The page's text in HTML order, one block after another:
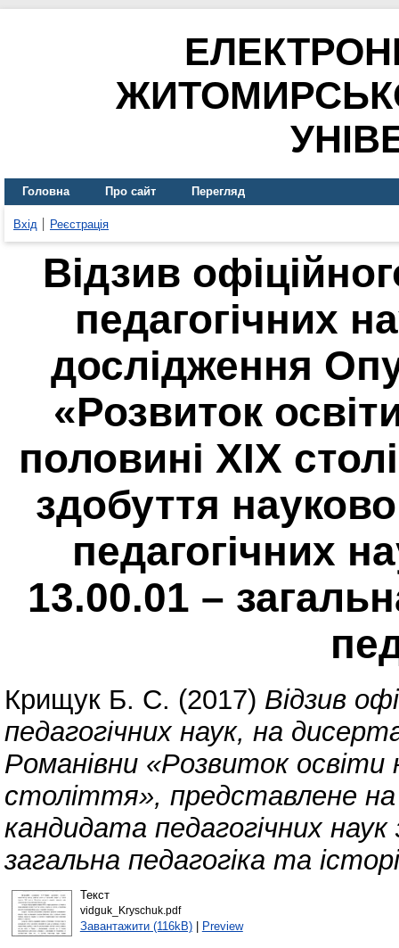
Головна Про сайт Перегляд
Вхід Реєстрація
Відзив
педагогічних
дослідження
«Розвиток
половині ХІХ
здобуття
педагогічних
13.00.01 –
Крищук Б. С. (2017) Відзив
педагогічних наук, на
Романівни «Розвиток освіти
століття», представлене
кандидата педагогічних
загальна педагогіка та
Текст
vidguk_Kryschuk.pdf
Завантажити (116kB)| Preview